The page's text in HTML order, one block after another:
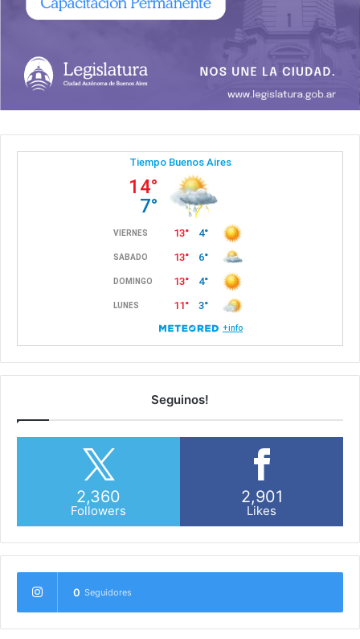
Seguinos!
2,360
Followers
2,901
Likes
0 Seguidores